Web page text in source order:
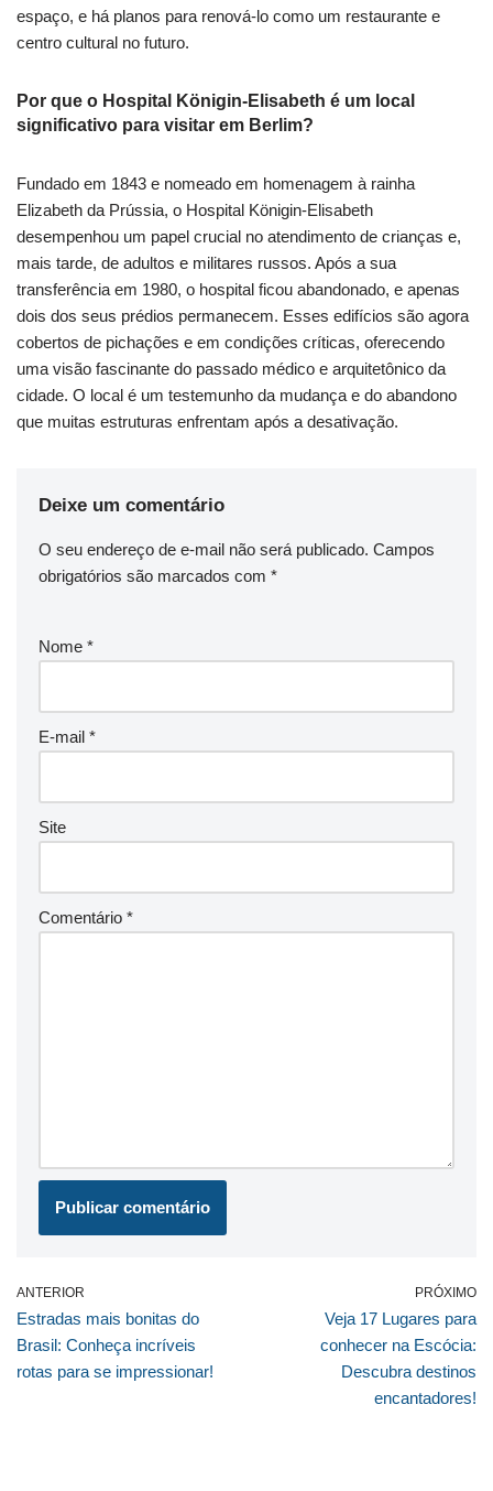
espaço, e há planos para renová-lo como um restaurante e
centro cultural no futuro.
Por que o Hospital Königin-Elisabeth é um local
significativo para visitar em Berlim?
Fundado em 1843 e nomeado em homenagem à rainha
Elizabeth da Prússia, o Hospital Königin-Elisabeth
desempenhou um papel crucial no atendimento de crianças e,
mais tarde, de adultos e militares russos. Após a sua
transferência em 1980, o hospital ficou abandonado, e apenas
dois dos seus prédios permanecem. Esses edifícios são agora
cobertos de pichações e em condições críticas, oferecendo
uma visão fascinante do passado médico e arquitetônico da
cidade. O local é um testemunho da mudança e do abandono
que muitas estruturas enfrentam após a desativação.
Deixe um comentário
O seu endereço de e-mail não será publicado. Campos
obrigatórios são marcados com *
Nome *
E-mail *
Site
Comentário *
ANTERIOR
Estradas mais bonitas do
Brasil: Conheça incríveis
rotas para se impressionar!
PRÓXIMO
Veja 17 Lugares para
conhecer na Escócia:
Descubra destinos
encantadores!